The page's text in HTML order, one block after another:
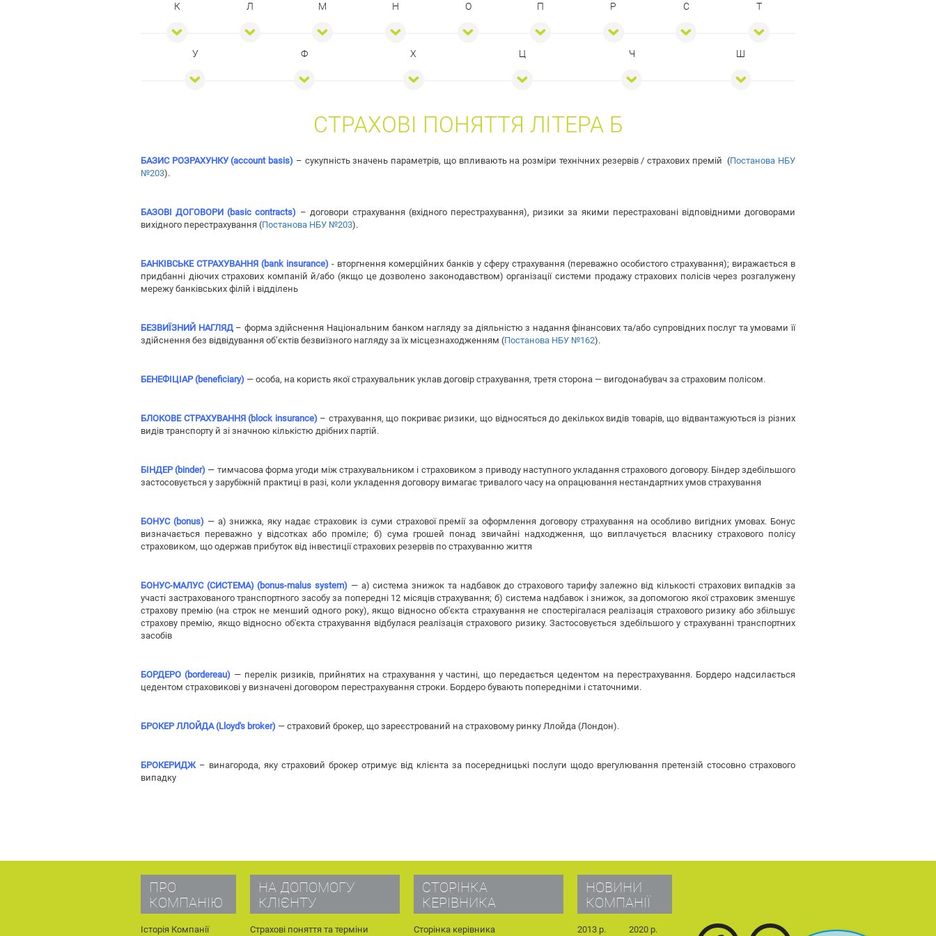
К Л М Н О П Р С Т
У Ф Х Ц Ч Ш
СТРАХОВІ ПОНЯТТЯ ЛІТЕРА Б
БАЗИС РОЗРАХУНКУ (account basis) – сукупність значень параметрів, що впливають на розміри технічних резервів / страхових премій (Постанова НБУ
№203).
БАЗОВІ ДОГОВОРИ (basic contracts) – договори страхування (вхідного перестрахування), ризики за якими перестраховані відповідними договорами
вихідного перестрахування (Постанова НБУ №203).
БАНКІВСЬКЕ СТРАХУВАННЯ (bank insurance) - вторгнення комерційних банків у сферу страхування (переважно особистого страхування); виражається в
придбанні діючих страхових компаній й/або (якщо це дозволено законодавством) організації системи продажу страхових полісів через розгалужену
мережу банківських філій і відділень
БЕЗВИЇЗНИЙ НАГЛЯД– форма здійснення Національним банком нагляду за діяльністю з надання фінансових та/або супровідних послуг та умовами її
здійснення без відвідування об’єктів безвиїзного нагляду за їх місцезнаходженням (Постанова НБУ №162).
БЕНЕФІЦІАР (beneficiary) — особа, на користь якої страхувальник уклав договір страхування, третя сторона — вигодонабувач за страховим полісом.
БЛОКОВЕ СТРАХУВАННЯ (block insurance) – страхування, що покриває ризики, що відносяться до декількох видів товарів, що відвантажуються із різних
видів транспорту й зі значною кількістю дрібних партій.
БІНДЕР (binder) — тимчасова форма угоди між страхувальником і страховиком з приводу наступного укладання страхового договору. Біндер здебільшого
застосовується у зарубіжній практиці в разі, коли укладення договору вимагає тривалого часу на опрацювання нестандартних умов страхування
БОНУС (bonus) — а) знижка, яку надає страховик із суми страхової премії за оформлення договору страхування на особливо вигідних умовах. Бонус
визначається переважно у відсотках або проміле; б) сума грошей понад звичайні надходження, що виплачується власнику страхового полісу
страховиком, що одержав прибуток від інвестиції страхових резервів по страхуванню життя
БОНУС-МАЛУС (СИСТЕМА) (bonus-malus system) — а) система знижок та надбавок до страхового тарифу залежно від кількості страхових випадків за
участі застрахованого транспортного засобу за попередні 12 місяців страхування; б) система надбавок і знижок, за допомогою якої страховик зменшує
страхову премію (на строк не менший одного року), якщо відносно об'єкта страхування не спостерігалася реалізація страхового ризику або збільшує
страхову премію, якщо відносно об'єкта страхування відбулася реалізація страхового ризику. Застосовується здебільшого у страхуванні транспортних
засобів
БОРДЕРО (bordereau) — перелік ризиків, прийнятих на страхування у частині, що передається цедентом на перестрахування. Бордеро надсилається
цедентом страховикові у визначені договором перестрахування строки. Бордеро бувають попередніми і статочними.
БРОКЕР ЛЛОЙДА (Lloyd's broker) — страховий брокер, що зареєстрований на страховому ринку Ллойда (Лондон).
БРОКЕРИДЖ– винагорода, яку страховий брокер отримує від клієнта за посередницькі послуги щодо врегулювання претензій стосовно страхового
випадку
ПРО
КОМПАНІЮ
Історія Компанії
НА ДОПОМОГУ
КЛІЄНТУ
Страхові поняття та терміни
СТОРІНКА
КЕРІВНИКА
Сторінка керівника
НОВИНИ
КОМПАНІЇ
2013 р. 2020 р.